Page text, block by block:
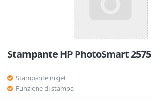
Stampante HP PhotoSmart 2575
Stampante inkjet
Funzione di stampa